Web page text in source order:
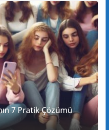
7 Pratik Çözümü